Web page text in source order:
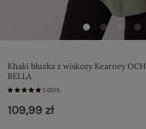
Khaki bluzka z wiskozy Kearney OCH
BELLA
5.00/5
109,99 zł